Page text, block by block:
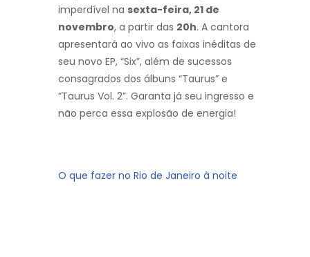
imperdível na sexta-feira, 21 de
novembro, a partir das 20h. A cantora
apresentará ao vivo as faixas inéditas de
seu novo EP, “Six”, além de sucessos
consagrados dos álbuns “Taurus” e
“Taurus Vol. 2”. Garanta já seu ingresso e
não perca essa explosão de energia!
O que fazer no Rio de Janeiro à noite